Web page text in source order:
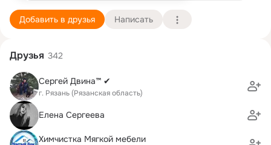
Добавить в друзья Написать
Друзья 342
Сергей Двина™ ✔
г. Рязань (Рязанская область)
Елена Сергеева
Химчистка Мягкой мебели